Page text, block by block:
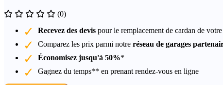
(0)
Recevez des devis pour le remplacement de cardan de
Comparez les prix parmi notre réseau de garages
Économisez jusqu'à 50%*
Gagnez du temps** en prenant rendez-vous en ligne